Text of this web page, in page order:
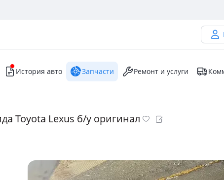
История авто Запчасти Ремонт и услуги
Toyota Lexus б/у оригинал